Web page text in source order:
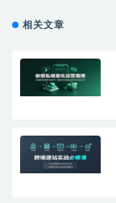
相关文章